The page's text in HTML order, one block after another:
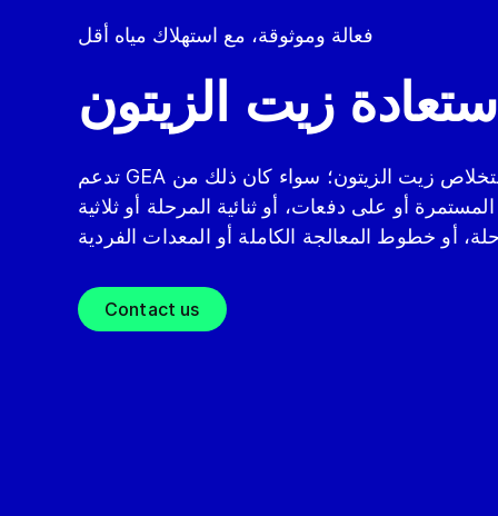
فعالة وموثوقة، مع استهلاك مياه أقل
استعادة زيت الزيتون
تدعم GEA جميع طُرق الإنتاج لاستخلاص زيت الزيتون؛ سواء كان ذلك من
أو على دفعات، أو ثنائية المرحلة أو ثلاثية
Contact us